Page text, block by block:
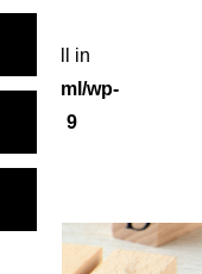
on null in
wp-
9